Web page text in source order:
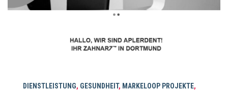
DIENSTLEISTUNG, GESUNDHEIT, MARKELOOP PROJEKTE,